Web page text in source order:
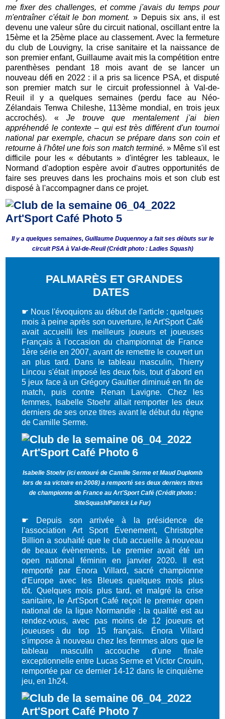
me fixer des challenges, et comme j'avais du temps pour
m'entraîner c'était le bon moment. » Depuis six ans, il est
devenu une valeur sûre du circuit national, oscillant entre la
15ème et la 25ème place au classement. Avec la fermeture
du club de Louvigny, la crise sanitaire et la naissance de
son premier enfant, Guillaume avait mis la compétition entre
parenthèses pendant 18 mois avant de se lancer un
nouveau défi en 2022 : il a pris sa licence PSA, et disputé
son premier match sur le circuit professionnel à Val-de-
Reuil il y a quelques semaines (perdu face au Néo-
Zélandais Tenwa Chileshe, 113ème mondial, en trois jeux
accrochés). « Je trouve que mentalement j'ai bien
appréhendé le contexte – qui est très différent d'un tournoi
national par exemple, chacun se prépare dans son coin et
retourne à l'hôtel une fois son match terminé. » Même s'il est
difficile pour les « débutants » d'intégrer les tableaux, le
Normand d'adoption espère avoir d'autres opportunités de
faire ses preuves dans les prochains mois et son club est
disposé à l'accompagner dans ce projet.
Il y a quelques semaines, Guillaume Duquennoy a fait ses débuts sur le
circuit PSA à Val-de-Reuil (Crédit photo : Ladies Squash)
PALMARÈS ET GRANDES
DATES
☛ Nous l'évoquions au début de l'article : quelques
mois à peine après son ouverture, le Art'Sport Café
avait accueilli les meilleurs joueurs et joueuses
Français à l'occasion du championnat de France
1ère série en 2007, avant de remettre le couvert un
an plus tard. Dans le tableau masculin, Thierry
Lincou s'était imposé les deux fois, tout d'abord en
5 jeux face à un Grégory Gaultier diminué en fin de
match, puis contre Renan Lavigne. Chez les
femmes, Isabelle Stoehr allait remporter les deux
derniers de ses onze titres avant le début du règne
de Camille Serme.
Isabelle Stoehr (ici entouré de Camille Serme et Maud Duplomb
lors de sa victoire en 2008) a remporté ses deux derniers titres
de championne de France au Art'Sport Café (Crédit photo :
SiteSquash/Patrick Le Fur)
☛
Depuis son arrivée à la présidence de
l'association Art Sport Évenement, Christophe
Billion a souhaité que le club accueille à nouveau
de beaux évènements. Le premier avait été un
open national féminin en janvier 2020. Il est
remporté par Énora Villard, sacré championne
d'Europe avec les Bleues quelques mois plus
tôt. Quelques mois plus tard, et malgré la crise
sanitaire, le Art'Sport Café reçoit le premier open
national de la ligue Normandie : la qualité est au
rendez-vous, avec pas moins de 12 joueurs et
joueuses du top 15 français. Énora Villard
s'impose à nouveau chez les femmes alors que le
tableau masculin accouche d'une finale
exceptionnelle entre Lucas Serme et Victor Crouin,
remportée par ce dernier 14-12 dans le cinquième
jeu, en 1h24.